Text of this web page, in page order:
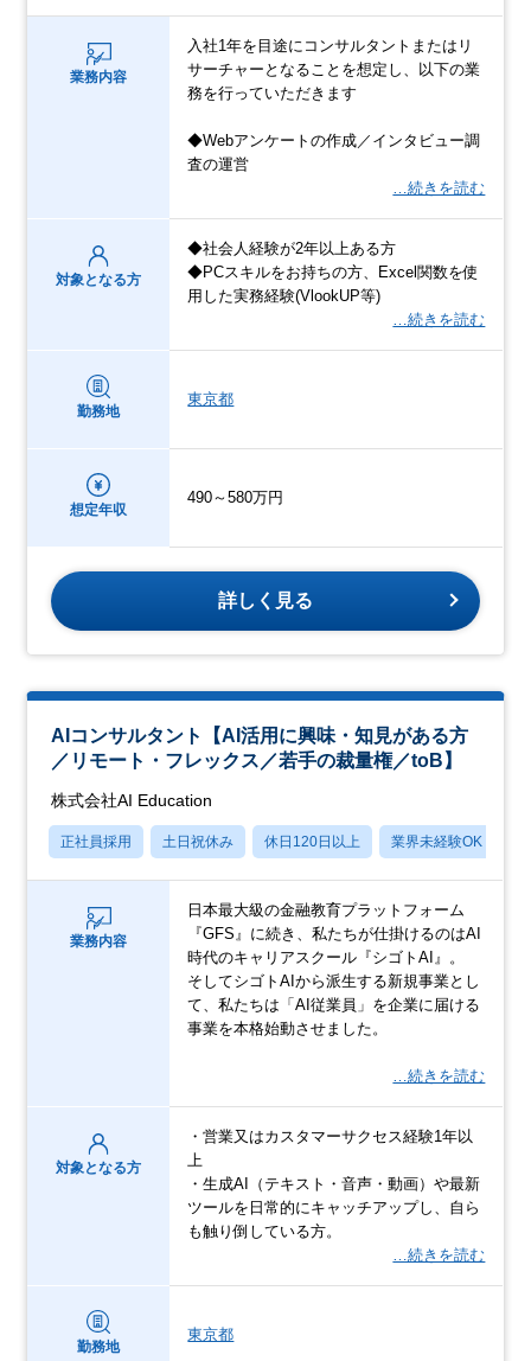
業務内容
入社1年を目途にコンサルタントまたはリ
サーチャーとなることを想定し、以下の業
務を行っていただきます
◆Webアンケートの作成／インタビュー調
査の運営
…続きを読む
対象となる方
◆社会人経験が2年以上ある方
◆PCスキルをお持ちの方、Excel関数を使
用した実務経験(VlookUP等)
…続きを読む
勤務地
東京都
想定年収
490～580万円
詳しく見る
AIコンサルタント【AI活用に興味・知見がある方
／リモート・フレックス／若手の裁量権／toB】
株式会社AI Education
正社員採用 土日祝休み 休日120日以上 業界未経験OK
業務内容
日本最大級の金融教育プラットフォーム
『GFS』に続き、私たちが仕掛けるのはAI
時代のキャリアスクール『シゴトAI』。
そしてシゴトAIから派生する新規事業とし
て、私たちは「AI従業員」を企業に届ける
事業を本格始動させました。
…続きを読む
対象となる方
・営業又はカスタマーサクセス経験1年以
上
・生成AI（テキスト・音声・動画）や最新
ツールを日常的にキャッチアップし、自ら
も触り倒している方。
…続きを読む
勤務地
東京都